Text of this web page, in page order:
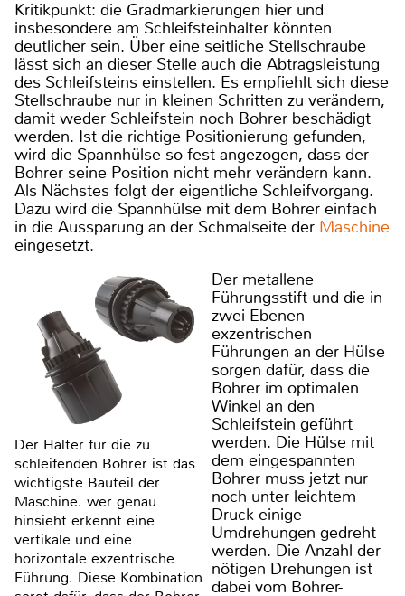
Kritikpunkt: die Gradmarkierungen hier und
insbesondere am Schleifsteinhalter könnten
deutlicher sein. Über eine seitliche Stellschraube
lässt sich an dieser Stelle auch die Abtragsleistung
des Schleifsteins einstellen. Es empfiehlt sich diese
Stellschraube nur in kleinen Schritten zu verändern,
damit weder Schleifstein noch Bohrer beschädigt
werden. Ist die richtige Positionierung gefunden,
wird die Spannhülse so fest angezogen, dass der
Bohrer seine Position nicht mehr verändern kann.
Als Nächstes folgt der eigentliche Schleifvorgang.
Dazu wird die Spannhülse mit dem Bohrer einfach
in die Aussparung an der Schmalseite der Maschine
eingesetzt.
Der Halter für die zu
schleifenden Bohrer ist das
wichtigste Bauteil der
Maschine. wer genau
hinsieht erkennt eine
vertikale und eine
horizontale exzentrische
Führung. Diese Kombination
Der metallene
Führungsstift und die in
zwei Ebenen
exzentrischen
Führungen an der Hülse
sorgen dafür, dass die
Bohrer im optimalen
Winkel an den
Schleifstein geführt
werden. Die Hülse mit
dem eingespannten
Bohrer muss jetzt nur
noch unter leichtem
Druck einige
Umdrehungen gedreht
werden. Die Anzahl der
nötigen Drehungen ist
dabei vom Bohrer-